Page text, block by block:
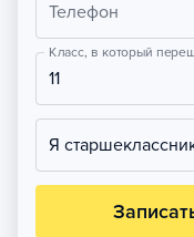
Телефон
Класс, в который
11
Я